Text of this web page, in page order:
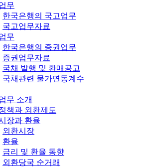
무
한국은행의 국고업무
국고업무자료
무
한국은행의 증권업무
증권업무자료
국채 발행 및 환매공고
국채관련 물가연동계수
무 소개
책과 외환제도
장과 환율
외환시장
환율
금리 및 환율 동향
외환당국 순거래